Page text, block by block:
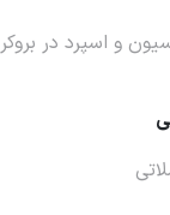
ویدیوی 36
و اسپرد در بروکر